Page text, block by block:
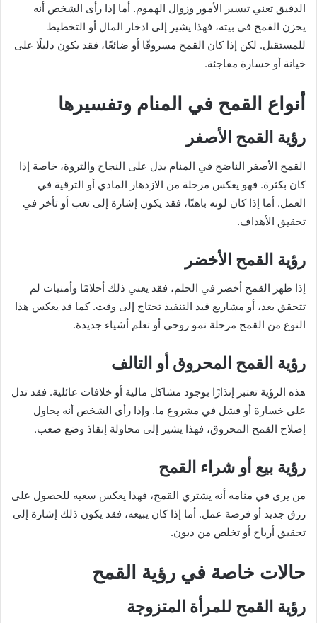
الدقيق تعني تيسير الأمور وزوال الهموم. أما إذا رأى الشخص أنه
يخزن القمح في بيته، فهذا يشير إلى ادخار المال أو التخطيط
للمستقبل. لكن إذا كان القمح مسروقًا أو ضائعًا، فقد يكون دليلًا على
خيانة أو خسارة مفاجئة.
أنواع القمح في المنام وتفسيرها
رؤية القمح الأصفر
القمح الأصفر الناضج في المنام يدل على النجاح والثروة، خاصة إذا
كان بكثرة. فهو يعكس مرحلة من الازدهار المادي أو الترقية في
العمل. أما إذا كان لونه باهتًا، فقد يكون إشارة إلى تعب أو تأخر في
تحقيق الأهداف.
رؤية القمح الأخضر
إذا ظهر القمح أخضر في الحلم، فقد يعني ذلك أحلامًا وأمنيات لم
تتحقق بعد، أو مشاريع قيد التنفيذ تحتاج إلى وقت. كما قد يعكس هذا
النوع من القمح مرحلة نمو روحي أو تعلم أشياء جديدة.
رؤية القمح المحروق أو التالف
هذه الرؤية تعتبر إنذارًا بوجود مشاكل مالية أو خلافات عائلية. فقد تدل
على خسارة أو فشل في مشروع ما. وإذا رأى الشخص أنه يحاول
إصلاح القمح المحروق، فهذا يشير إلى محاولة إنقاذ وضع صعب.
رؤية بيع أو شراء القمح
من يرى في منامه أنه يشتري القمح، فهذا يعكس سعيه للحصول على
رزق جديد أو فرصة عمل. أما إذا كان يبيعه، فقد يكون ذلك إشارة إلى
تحقيق أرباح أو تخلص من ديون.
حالات خاصة في رؤية القمح
رؤية القمح للمرأة المتزوجة